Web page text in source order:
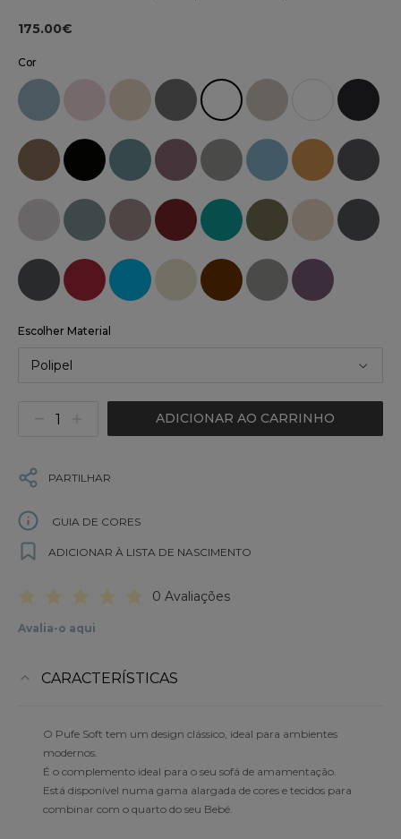
175.00€
Cor
Escolher Material
Polipel
ADICIONAR AO CARRINHO
PARTILHAR
GUIA DE CORES
ADICIONAR À LISTA DE NASCIMENTO
0 Avaliações
Avalia-o aqui
CARACTERÍSTICAS
O Pufe Soft tem um design clássico, ideal para ambientes
modernos.
É o complemento ideal para o seu sofá de amamentação.
Está disponível numa gama alargada de cores e tecidos para
combinar com o quarto do seu Bebé.